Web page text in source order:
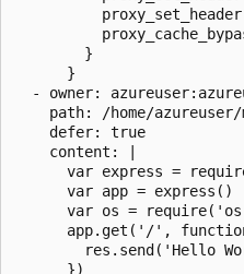
        }
      }
- owner:
path: /home/
    defer: true
    content: |
var express =
      var app = express()
var os =
app.get('/',
res.send('Hello
      })